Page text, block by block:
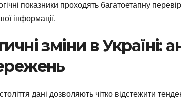
показники проходять багатоетапну
інформації.
зміни в Україні:
дані дозволяють чітко відстежити